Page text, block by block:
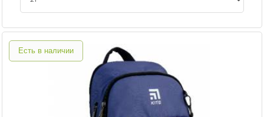
Есть в наличии